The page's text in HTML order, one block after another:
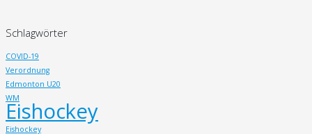
Schlagwörter
COVID-19
Verordnung
Edmonton U20
WM
Eishockey
Eishockey